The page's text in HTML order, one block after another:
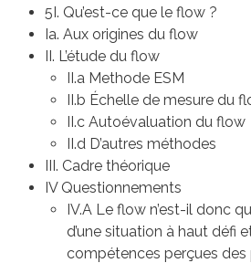
5I. Qu’est-ce que le flow ?
Ia. Aux origines du flow
II. L’étude du flow
II.a Methode ESM
II.b Échelle de mesure du
II.c Autoévaluation du flow
II.d D’autres méthodes
III. Cadre théorique
IV Questionnements
IV.A Le flow n’est-il donc
d’une situation à haut défi
compétences perçues des